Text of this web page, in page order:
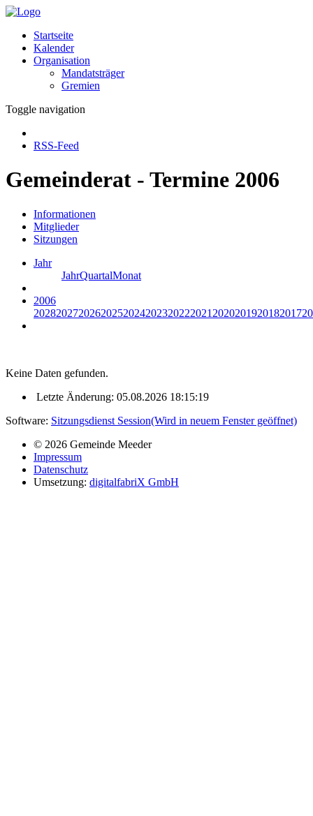
Startseite
Kalender
Organisation
Mandatsträger
Gremien
Toggle navigation
RSS-Feed
Gemeinderat - Termine 2006
Informationen
Mitglieder
Sitzungen
Jahr
JahrQuartalMonat
2006
20282027202620252024202320222021 2020201920182017
Keine Daten gefunden.
Letzte Änderung: 05.08.2026 18:15:19
Software: Sitzungsdienst Session(Wird in neuem Fenster geöffnet)
© 2026 Gemeinde Meeder
Impressum
Datenschutz
Umsetzung: digitalfabriX GmbH